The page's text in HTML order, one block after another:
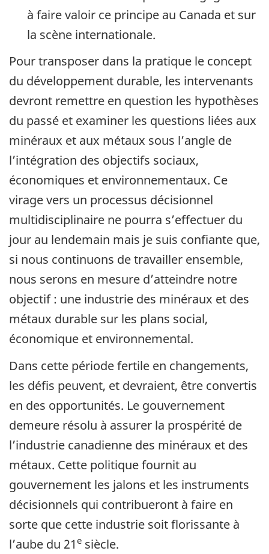
à faire valoir ce principe au Canada et sur
la scène internationale.
Pour transposer dans la pratique le concept
du développement durable, les intervenants
devront remettre en question les hypothèses
du passé et examiner les questions liées aux
minéraux et aux métaux sous l’angle de
l’intégration des objectifs sociaux,
économiques et environnementaux. Ce
virage vers un processus décisionnel
multidisciplinaire ne pourra s’effectuer du
jour au lendemain mais je suis confiante que,
si nous continuons de travailler ensemble,
nous serons en mesure d’atteindre notre
objectif : une industrie des minéraux et des
métaux durable sur les plans social,
économique et environnemental.
Dans cette période fertile en changements,
les défis peuvent, et devraient, être convertis
en des opportunités. Le gouvernement
demeure résolu à assurer la prospérité de
l’industrie canadienne des minéraux et des
métaux. Cette politique fournit au
gouvernement les jalons et les instruments
décisionnels qui contribueront à faire en
sorte que cette industrie soit florissante à
l’aube du 21 e siècle.